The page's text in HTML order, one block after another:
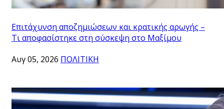
Επιτάχυνση αποζημιώσεων και κρατικής αρωγής –
Τι αποφασίστηκε στη σύσκεψη στο Μαξίμου
Αυγ 05, 2026 ΠΟΛΙΤΙΚΗ